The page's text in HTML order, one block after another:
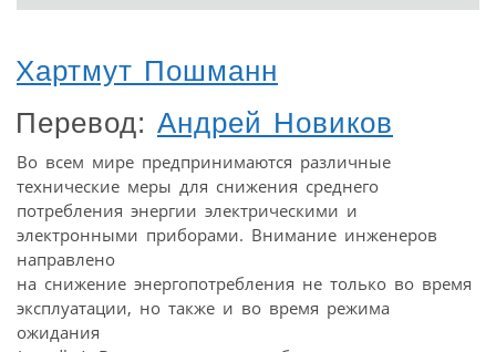
Хартмут Пошманн
Перевод: Андрей Новиков
Во всем мире предпринимаются различные
технические меры для снижения среднего
потребления энергии электрическими и
электронными приборами. Внимание инженеров
направлено
на снижение энергопотребления не только во время
эксплуатации, но также и во время режима
ожидания